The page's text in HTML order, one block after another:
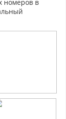
номеров в